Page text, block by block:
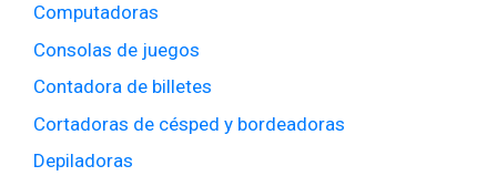
Computadoras
Consolas de juegos
Contadora de billetes
Cortadoras de césped y bordeadoras
Depiladoras